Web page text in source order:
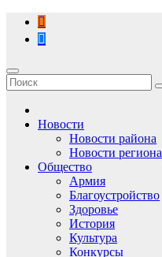
Перейти
содержимому
Новости
Новости района
Новости региона
Общество
Армия
Благоустройство
Здоровье
История
Культура
Конкурсы